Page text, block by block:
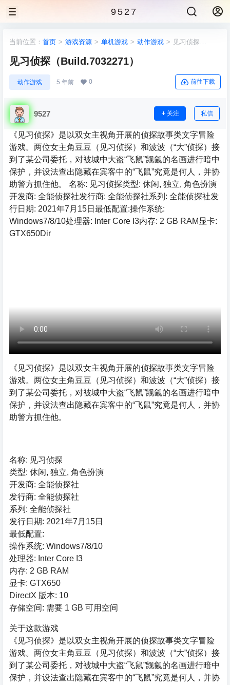
9527
当前位置： 首页 > 游戏资源 > 单机游戏 > 动作游戏 > 见习侦探
见习侦探（Build.7032271）
动作游戏 5 年前 0 前往下载
9527 关注 私信
《见习侦探》是以双女主视角开展的侦探故事类文字冒险
游戏。两位女主角豆豆（见习侦探）和波波（“大”侦探）接
到了某公司委托，对被城中大盗“飞鼠”觊觎的名画进行暗中
保护，并设法查出隐藏在宾客中的“飞鼠”究竟是何人，并协
助警方抓住他。 名称: 见习侦探类型: 休闲, 独立, 角色扮演
开发商: 全能侦探社发行商: 全能侦探社系列: 全能侦探社发
行日期: 2021年7月15日最低配置:操作系统:
Windows7/8/10处理器: Inter Core I3内存: 2 GB RAM显卡:
GTX650Dir
《见习侦探》是以双女主视角开展的侦探故事类文字冒险
游戏。两位女主角豆豆（见习侦探）和波波（“大”侦探）接
到了某公司委托，对被城中大盗“飞鼠”觊觎的名画进行暗中
保护，并设法查出隐藏在宾客中的“飞鼠”究竟是何人，并协
助警方抓住他。
名称: 见习侦探
类型: 休闲, 独立, 角色扮演
开发商: 全能侦探社
发行商: 全能侦探社
系列: 全能侦探社
发行日期: 2021年7月15日
最低配置:
操作系统: Windows7/8/10
处理器: Inter Core I3
内存: 2 GB RAM
显卡: GTX650
DirectX 版本: 10
存储空间: 需要 1 GB 可用空间
关于这款游戏
《见习侦探》是以双女主视角开展的侦探故事类文字冒险
游戏。两位女主角豆豆（见习侦探）和波波（“大”侦探）接
到了某公司委托，对被城中大盗“飞鼠”觊觎的名画进行暗中
保护，并设法查出隐藏在宾客中的“飞鼠”究竟是何人，并协